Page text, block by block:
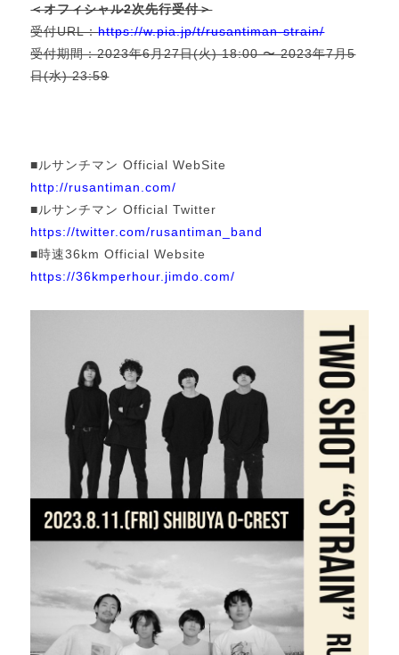
＜オフィシャル2次先行受付＞
受付URL：https://w.pia.jp/t/rusantiman-strain/
受付期間：2023年6月27日(火) 18:00 〜 2023年7月5
日(水) 23:59
■ルサンチマン Official WebSite
http://rusantiman.com/
■ルサンチマン Official Twitter
https://twitter.com/rusantiman_band
■時速36km Official Website
https://36kmperhour.jimdo.com/